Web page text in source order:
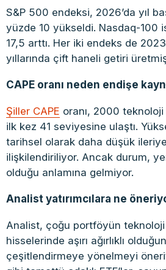
S&P 500 endeksi, 2026’da yıl
yüzde 10 yükseldi. Nasdaq-100
17,5 arttı. Her iki endeks de
yıllarında çift haneli getiri
CAPE oranı neden endişe
Şiller CAPE oranı, 2000
ilk kez 41 seviyesine ulaştı.
tarihsel olarak daha düşük
ilişkilendiriliyor. Ancak durum,
olduğu anlamına gelmiyor.
Analist yatırımcılara ne
Analist, çoğu portföyün
hisselerinde aşırı ağırlıklı
çeşitlendirmeye yönelmeyi